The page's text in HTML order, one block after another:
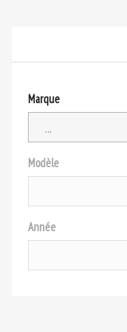
Marque
Modèle
Année